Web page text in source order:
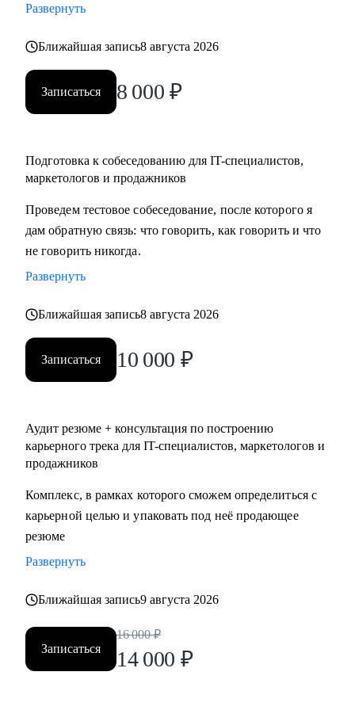
карьеры, если текущая уже не драйвит
• Как перейти в направление project менеджмента, строить
Кому могу помочь:
Развернуть
Ближайшая запись8 августа 2026
Записаться 8 000 ₽
Подготовка к собеседованию для IT-специалистов,
маркетологов и продажников
Проведем тестовое собеседование, после которого я
дам обратную связь: что говорить, как говорить и что
не говорить никогда.
Развернуть
Ближайшая запись8 августа 2026
Записаться 10 000 ₽
Аудит резюме + консультация по построению
карьерного трека для IT-специалистов, маркетологов и
продажников
Комплекс, в рамках которого сможем определиться с
карьерной целью и упаковать под неё продающее
резюме
Развернуть
Ближайшая запись9 августа 2026
Записаться
16 000 ₽
14 000 ₽